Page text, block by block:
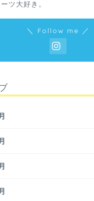
ツ大好き。
＼ Follow me ／